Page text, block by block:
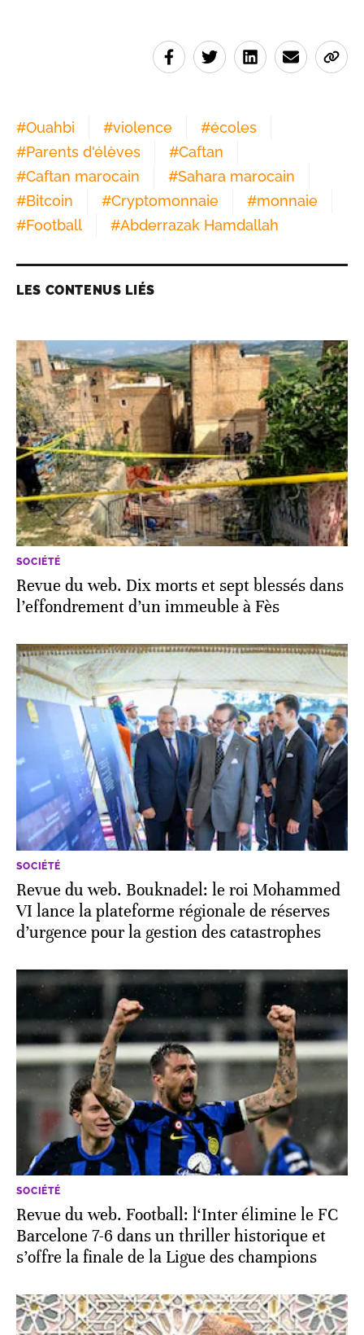
#Ouahbi #violence #écoles
#Parents d'élèves #Caftan
#Caftan marocain #Sahara marocain
#Bitcoin #Cryptomonnaie #monnaie
#Football #Abderrazak Hamdallah
LES CONTENUS LIÉS
SOCIÉTÉ
Revue du web. Dix morts et sept blessés dans
l’effondrement d’un immeuble à Fès
SOCIÉTÉ
Revue du web. Bouknadel: le roi Mohammed
VI lance la plateforme régionale de réserves
d’urgence pour la gestion des catastrophes
SOCIÉTÉ
Revue du web. Football: l‘Inter élimine le FC
Barcelone 7-6 dans un thriller historique et
s’offre la finale de la Ligue des champions